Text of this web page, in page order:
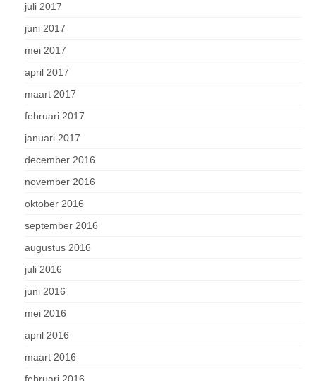
juli 2017
juni 2017
mei 2017
april 2017
maart 2017
februari 2017
januari 2017
december 2016
november 2016
oktober 2016
september 2016
augustus 2016
juli 2016
juni 2016
mei 2016
april 2016
maart 2016